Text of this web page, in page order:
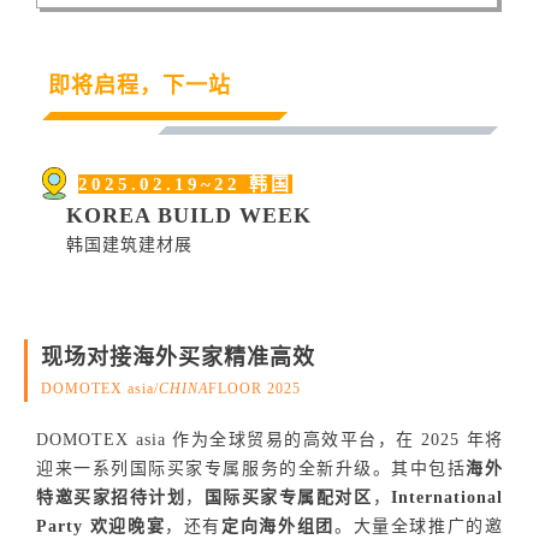
即将启程，下一站
2025.02.19~22 韩国
KOREA BUILD WEEK
韩国建筑建材展
现场对接海外买家精准高效
DOMOTEX asia/CHINAFLOOR 2025
DOMOTEX asia 作为全球贸易的高效平台，在 2025 年将
迎来一系列国际买家专属服务的全新升级。其中包括海外
特邀买家招待计划 ， 国际买家专属配对区 ，International
Party 欢迎晚宴 ，还有 定向海外组团 。大量全球推广的邀